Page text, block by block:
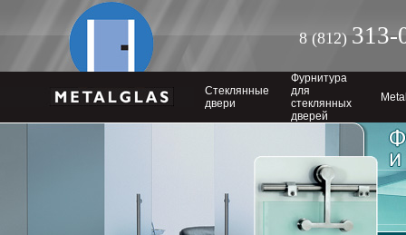
8 (812) 313-
Стеклянные
двери
Фурнитура
для
стеклянных
дверей